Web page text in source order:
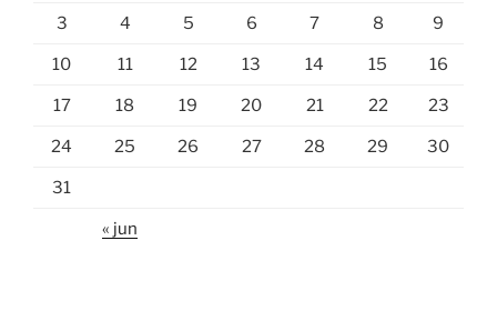
3 4 5 6 7 8 9
10 11 12 13 14 15 16
17 18 19 20 21 22 23
24 25 26 27 28 29 30
31
« jun